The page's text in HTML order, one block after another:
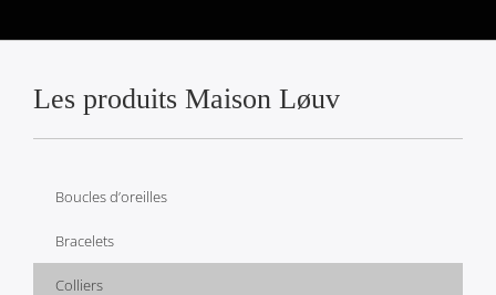
Les produits Maison Løuv
Boucles d’oreilles
Bracelets
Colliers